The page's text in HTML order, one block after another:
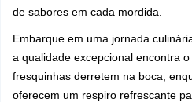
de sabores em cada mordida.
Embarque em uma jornada
a qualidade excepcional encontra
fresquinhas derretem na boca,
oferecem um respiro refrescante